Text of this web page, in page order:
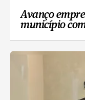
Avanço
município